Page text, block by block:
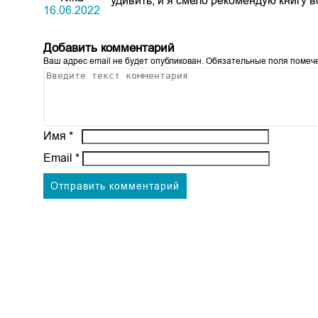
16.06.2022
Добавить комментарий
Ваш адрес email не будет опубликован. Обязательные поля
Имя*
Email*